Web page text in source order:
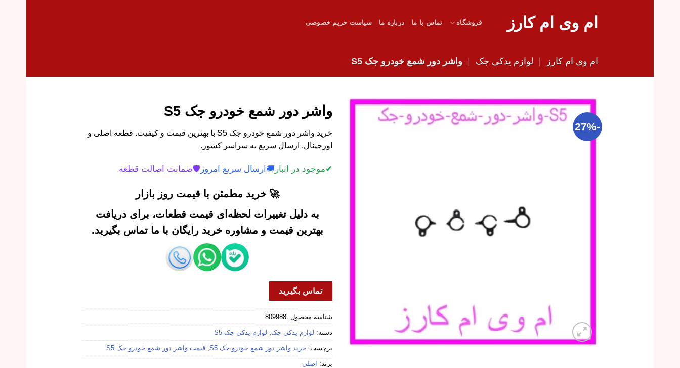
ام وی ام کارز فروشگاه تماس با ما درباره ما سیاست حریم خصوصی
ام وی ام کارز | لوازم یدکی جک | واشر دور شمع خودرو جک S5
-27%
واشر دور شمع خودرو جک S5
خرید واشر دور شمع خودرو جک S5 با بهترین قیمت و کیفیت. قطعه اصلی و
اورجینال. ارسال سریع به سراسر کشور.
✔موجود در انبار 🚚 ارسال سریع امروز 🛡️ضمانت اصالت قطعه
🚀 خرید مطمئن با قیمت روز بازار
به دلیل تغییرات لحظه‌ای قیمت قطعات، برای دریافت
بهترین قیمت و مشاوره خرید رایگان با ما تماس بگیرید.
تماس بگیرید
شناسه محصول: 809988
دسته: لوازم یدکی جک لوازم یدکی جک S5
برچسب: خرید واشر دور شمع خودرو جک S5 قیمت واشر دور شمع خودرو جک S5
برند: اصلی